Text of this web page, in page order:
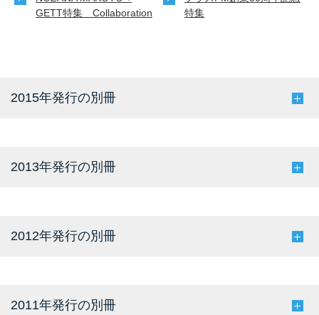
GETT特集 Collaboration
特集
2015年発行の別冊
2013年発行の別冊
2012年発行の別冊
2011年発行の別冊